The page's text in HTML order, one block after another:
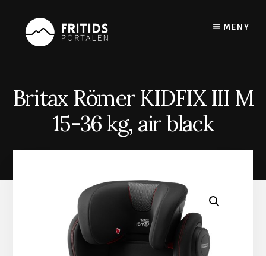
content
MENY
Britax Römer KIDFIX III M
15-36 kg, air black